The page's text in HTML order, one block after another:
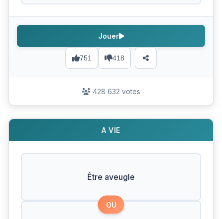
751 418
Jouer
428 632 votes
A VIE
Être aveugle
OU